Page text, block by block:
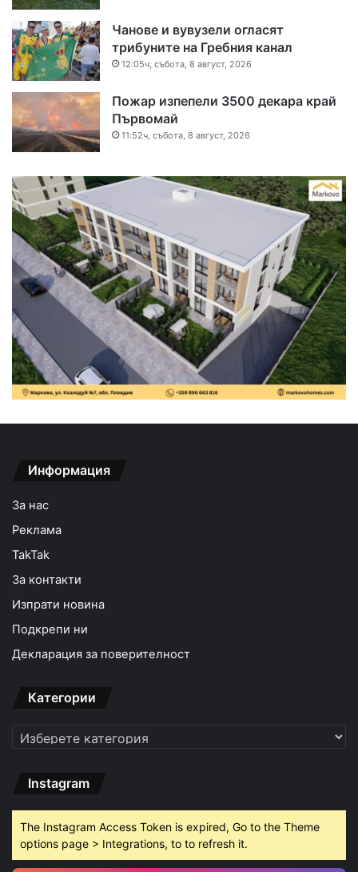
Чанове и вувузели огласят
трибуните на Гребния канал
12:05ч, събота, 8 август, 2026
Пожар изпепели 3500 декара край
Първомай
11:52ч, събота, 8 август, 2026
Информация
За нас
Реклама
TakTak
За контакти
Изпрати новина
Подкрепи ни
Декларация за поверителност
Категории
Категории
Instagram
The Instagram Access Token is expired, Go to the Theme
options page > Integrations, to to refresh it.